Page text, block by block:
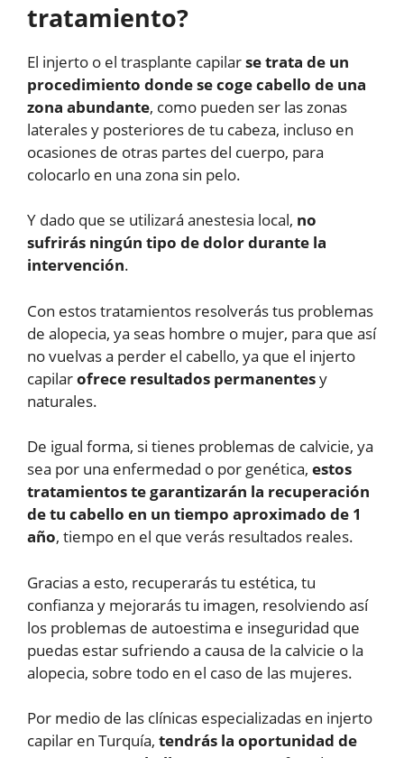
tratamiento?
El injerto o el trasplante capilarse trata de un
procedimiento donde se coge cabello de una
zona abundante, como pueden ser las zonas
laterales y posteriores de tu cabeza, incluso en
ocasiones de otras partes del cuerpo, para
colocarlo en una zona sin pelo.
Y dado que se utilizará anestesia local, no
sufrirás ningún tipo de dolor durante la
intervención.
Con estos tratamientos resolverás tus problemas
de alopecia, ya seas hombre o mujer, para que así
no vuelvas a perder el cabello, ya que el injerto
capilarofrece resultados permanentesy
naturales.
De igual forma, si tienes problemas de calvicie, ya
sea por una enfermedad o por genética, estos
tratamientos te garantizarán la recuperación
de tu cabello en un tiempo aproximado de 1
año, tiempo en el que verás resultados reales.
Gracias a esto, recuperarás tu estética, tu
confianza y mejorarás tu imagen, resolviendo así
los problemas de autoestima e inseguridad que
puedas estar sufriendo a causa de la calvicie o la
alopecia, sobre todo en el caso de las mujeres.
Por medio de las clínicas especializadas en injerto
capilar en Turquía, tendrás la oportunidad de